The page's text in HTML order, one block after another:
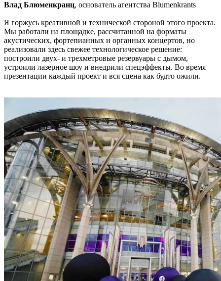
Влад Блюменкранц, основатель агентства Blumenkrants
Я горжусь креативной и технической стороной этого проекта.
Мы работали на площадке, рассчитанной на форматы
акустических, фортепианных и органных концертов, но
реализовали здесь свежее технологическое решение:
построили двух- и трехметровые резервуары с дымом,
устроили лазерное шоу и внедрили спецэффекты. Во время
презентации каждый проект и вся сцена как будто ожили.